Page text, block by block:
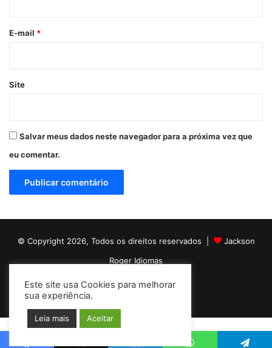
*
E-mail *
Site
Salvar meus dados neste navegador para a próxima vez que
eu comentar.
© Copyright 2026, Todos os direitos reservados |
Jackson
Roger Idiomas
Facebook
YouTubeInstagram
Este site usa Cookies para melhorar
sua experiência.
Leia mais Aceitar